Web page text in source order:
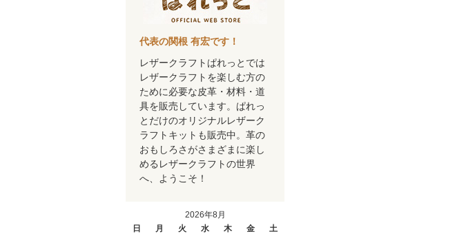
代表の関根 有宏です！
レザークラフトぱれっとでは
レザークラフトを楽しむ方の
ために必要な皮革・材料・道
具を販売しています。ぱれっ
とだけのオリジナルレザーク
ラフトキットも販売中。革の
おもしろさがさまざまに楽し
めるレザークラフトの世界
へ、ようこそ！
2026年8月
日
月 火 水 木 金
土